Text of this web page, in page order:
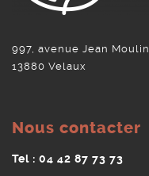
997, avenue Jean Moulin
13880 Velaux
Nous contacter
Tel : 04 42 87 73 73